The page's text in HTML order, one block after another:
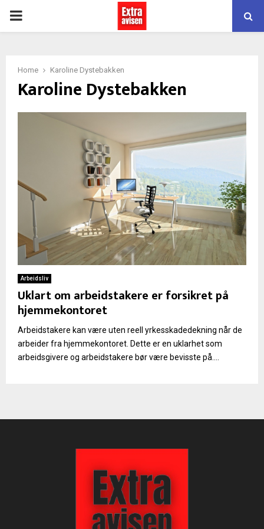
PRIMARY
Home Karoline Dystebakken
Karoline Dystebakken
Arbeidsliv
Uklart om arbeidstakere er forsikret på
hjemmekontoret
Arbeidstakere kan være uten reell yrkesskadedekning når de
arbeider fra hjemmekontoret. Dette er en uklarhet som
arbeidsgivere og arbeidstakere bør være bevisste på....